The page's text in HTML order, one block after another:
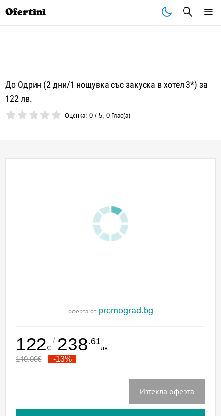
Ofertini
До Одрин (2 дни/1 нощувка със закуска в хотел 3*) за
122 лв.
Оценка:0 /5,0 Глас(а)
оферта от promograd.bg
122€
/ 238.61
лв.
140.00€ -13%
Изтекла оферта